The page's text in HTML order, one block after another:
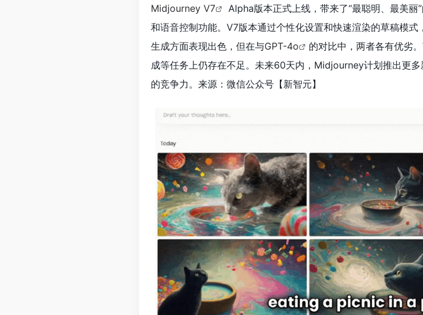
Midjourney V7
Alpha版本正式上线，带来了“最聪明、最美丽
和语音控制功能。V7版本通过个性化设置和快速渲染的草稿模
生成方面表现出色，但在与GPT-4o
的对比中，两者各有优劣
成等任务上仍存在不足。未来60天内，Midjourney计划推出更
的竞争力。来源：微信公众号【新智元】